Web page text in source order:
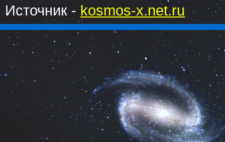
Источник - kosmos-x.net.ru